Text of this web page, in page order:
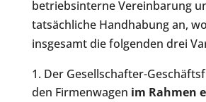
betriebsinterne Vereinbarung
tatsächliche Handhabung an,
insgesamt die folgenden drei
Der Gesellschafter-
den Firmenwagen im Rahmen